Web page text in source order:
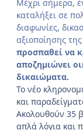
Μέχρι σήμερα,
καταλήξει σε
διαφωνίες,
αξιοποίησης
προσπαθεί να
αποζημιώνει
δικαιώματα.
Το νέο
και
Ακολουθούν 35
απλά λόγια και